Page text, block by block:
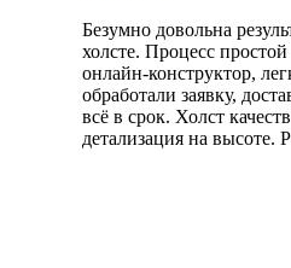
Безумно довольна
холсте. Процесс
онлайн-конструктор,
обработали заявку,
всё в срок. Холст
детализация на высоте.